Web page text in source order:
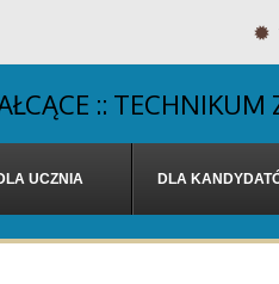
::
UCZNIA DLA